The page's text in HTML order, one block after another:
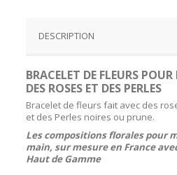
DESCRIPTION
BRACELET DE FLEURS
DES ROSES ET DES PERLES
Bracelet de fleurs fait avec des
et des Perles noires ou prune.
Les compositions florales pour
main, sur mesure en France
Haut de Gamme